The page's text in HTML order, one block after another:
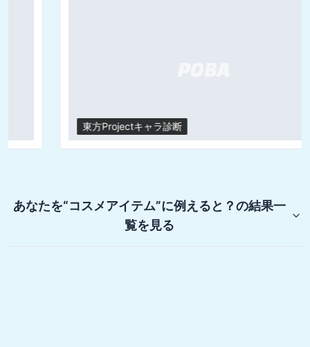
東方Projectキャラ診断
あなたを“コスメアイテム”に例えると？の結果一
覧を見る